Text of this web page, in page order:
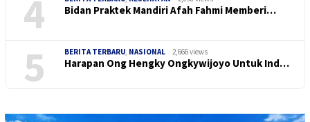
4 Bidan Praktek Mandiri Afah Fahmi Memberi…
5 BERITA TERBARU, NASIONAL 2,666 views
Harapan Ong Hengky Ongkywijoyo Untuk Ind…